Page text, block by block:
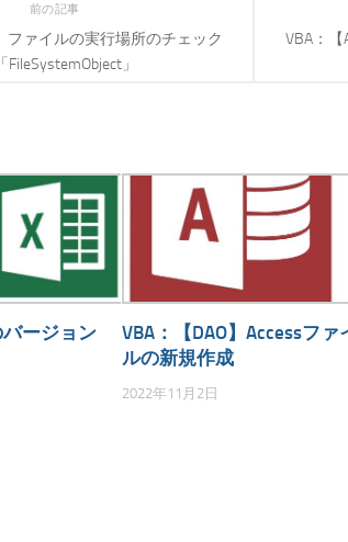
VBA：【
前の記事
ファイルの実行場所のチェック
「FileSystemObject」
ージョン
VBA：【DAO】Accessファ
ルの新規作成
2022年11月2日